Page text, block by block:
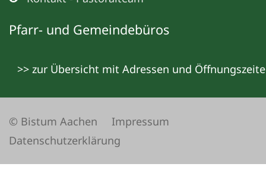
Pfarr- und Gemeindebüros
>> zur Übersicht mit Adressen und
© Bistum Aachen
Impressum
Datenschutzerklärung